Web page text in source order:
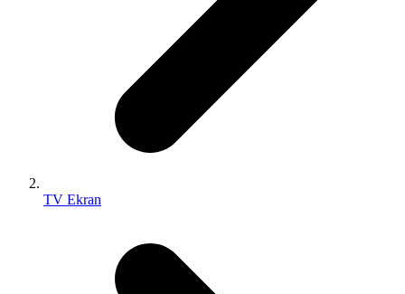
TV Ekran